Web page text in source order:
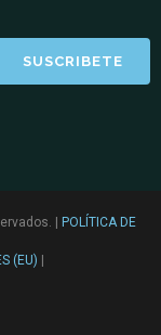
| POLÍTICA DE
(EU)